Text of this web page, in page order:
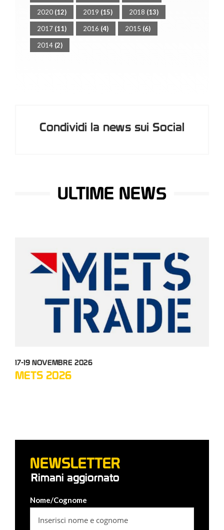
2020 (12) 2019 (15) 2018 (13)
2017 (11) 2016 (4) 2015 (6)
2014 (2)
Condividi la news sui Social
ULTIME NEWS
17-19 NOVEMBRE 2026
METS 2026
NEWSLETTER
Rimani aggiornato
Nome/Cognome